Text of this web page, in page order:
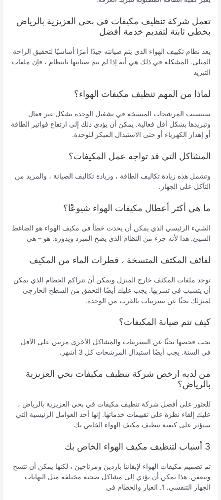
تعمل شركة تنظيف مكيفات في بحي العزيزية بالرياض
بخطى ثابتة لتقديم خدمة أفضل
يعد نظام تكييف الهواء الذي يتم صيانته جيدًا أمرًا أساسيًا لتحقيق الراحة
المثلى. المشكلة في ذلك هي أنه إذا لم يتم صيانتها بانتظام ، فإن ملفات
التبريد
لماذا من المهم تنظيف مكيفات الهواء؟
ستتسبب المرشحات المتسخة في تشغيل الوحدة بشكل غير فعال
وتبريدها بشكل أقل فعالية. يمكن أن يؤدي ذلك إلى ارتفاع فواتير الطاقة
أو إهدار الكهرباء أو حتى الاستبدال المبكر للوحدة.
المشاكل التي قد تواجه عمل المكيفات؟
وتشمل هذه زيادة تكاليف الطاقة ، وزيادة تكاليف الصيانة ، والمزيد من
التآكل على الجهاز.
ما هي أكثر أعطال مكيفات الهواء شيوعًا؟
الشيء الرئيسي الذي يمكن أن يحدث خطأ في مكيف الهواء هو الضاغط
السيئ. هذا لأنه جزء من النظام الذي يضخ المبرد ويدوره. هو – هي
لفائف المكثف المتسخة ، قطرات الماء من المكيف
توجد ملفات المكثف خارج المنزل ويمكن أن تتراكم الحطام الذي يمكن
أن يتسبب في تسربها. يجب عليك أيضًا التحقق من السطح الخارجي
لمنزلك بحثًا عن تسريبات بالقرب من الوحدة.
كيف تتم صيانة المكيفات؟
يجب فحصها بحثًا عن التسريبات والمشاكل الأخرى مرتين على الأقل
في السنة. يجب أيضًا استبدال المرشحات كل 3 أشهر.
من لديه ارخص شركة تنظيف مكيفات بحي العزيزية
بالرياض؟
للعثور على أفضل شركة تنظيف مكيفات في بحي العزيزية بالرياض ،
عليك إلقاء نظرة على تقييمات خدماتها. إنها أحد العوامل الرئيسية التي
ستؤثر على كيفية تنظيف مكيف الهواء الخاص بك
3 أسباب لتنظيف مكيف الهواء الخاص بك
تم تصميم مكيفات الهواء لإبقائنا باردين ومرتاحين ، لكنها يمكن أن تتسخ
وتتعفن. هذا يمكن أن يؤدي إلى مشاكل صحية مختلفة مثل التهابات
الجهاز التنفسي. 1. الغبار والحطام في